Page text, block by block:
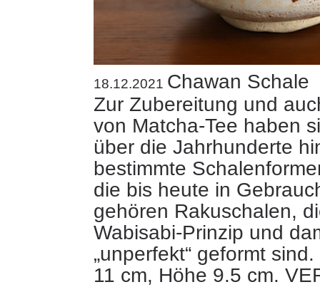
18.12.2021 Chawan Schale
Zur Zubereitung und
von Matcha-Tee haben
über die Jahrhunderte
bestimmte
die bis heute in
gehören Rakuschalen,
Wabisabi-Prinzip und
„unperfekt“ geformt
11 cm, Höhe 9.5 cm.